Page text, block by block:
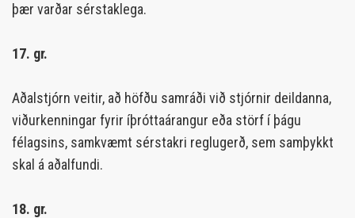
þær varðar sérstaklega.
17. gr.
Aðalstjórn veitir, að höfðu samráði við stjórnir deildanna,
viðurkenningar fyrir íþróttaárangur eða störf í þágu
félagsins, samkvæmt sérstakri reglugerð, sem samþykkt
skal á aðalfundi.
18. gr.